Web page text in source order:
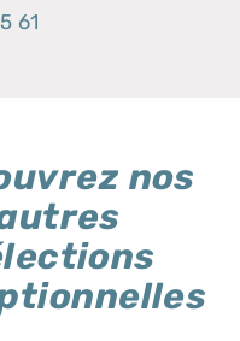
61
nos